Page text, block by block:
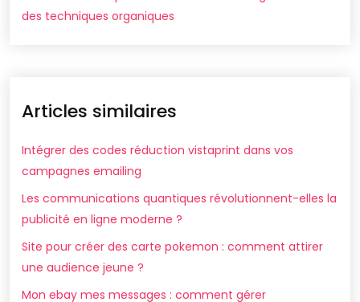
des techniques organiques
Articles similaires
Intégrer des codes réduction vistaprint dans vos
campagnes emailing
Les communications quantiques révolutionnent-elles la
publicité en ligne moderne ?
Site pour créer des carte pokemon : comment attirer
une audience jeune ?
Mon ebay mes messages : comment gérer